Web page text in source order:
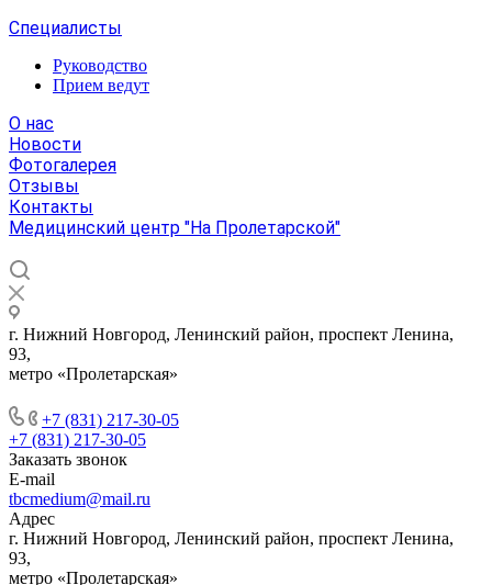
Специалисты
Руководство
Прием ведут
О нас
Новости
Фотогалерея
Отзывы
Контакты
Медицинский центр "На Пролетарской"
г. Нижний Новгород, Ленинский район, проспект Ленина,
93,
метро «Пролетарская»
+7 (831) 217-30-05
+7 (831) 217-30-05
Заказать звонок
E-mail
tbcmedium@mail.ru
Адрес
г. Нижний Новгород, Ленинский район, проспект Ленина,
93,
метро «Пролетарская»